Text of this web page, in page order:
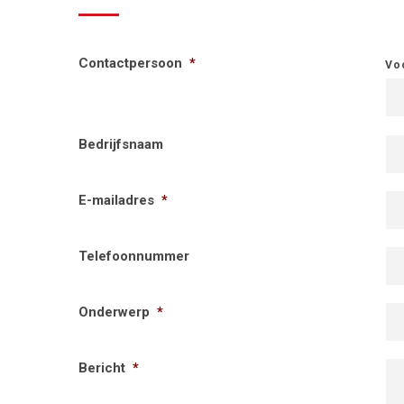
Contactpersoon *
Bedrijfsnaam
E-mailadres *
Telefoonnummer
Onderwerp *
Bericht *